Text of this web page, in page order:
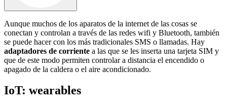
Aunque muchos de los aparatos de la internet de las cosas se
conectan y controlan a través de las redes wifi y Bluetooth, también
se puede hacer con los más tradicionales SMS o llamadas. Hay
adaptadores de corriente a las que se les inserta una tarjeta SIM y
que de este modo permiten controlar a distancia el encendido o
apagado de la caldera o el aire acondicionado.
IoT: wearables